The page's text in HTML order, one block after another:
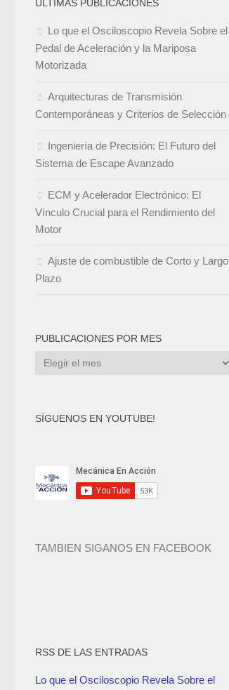
ÚLTIMAS PUBLICACIONES
Lo que el Osciloscopio Revela Sobre el
Pedal de Aceleración y la Mariposa
Motorizada
Arquitecturas de Transmisión
Contemporáneas y Criterios de Selección
Ingeniería de Precisión: El Futuro del
Sistema de Escape Avanzado
ECM y Acelerador Electrónico: El
Vínculo Crucial para el Rendimiento del
Motor
Ajuste de combustible de Corto y Largo
Plazo
PUBLICACIONES POR MES
Publicaciones
SÍGUENOS EN YOUTUBE!
TAMBIEN SIGANOS EN FACEBOOK
RSS DE LAS ENTRADAS
Lo que el Osciloscopio Revela Sobre el